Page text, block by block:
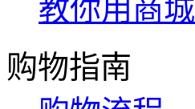
教你用商城
购物指南